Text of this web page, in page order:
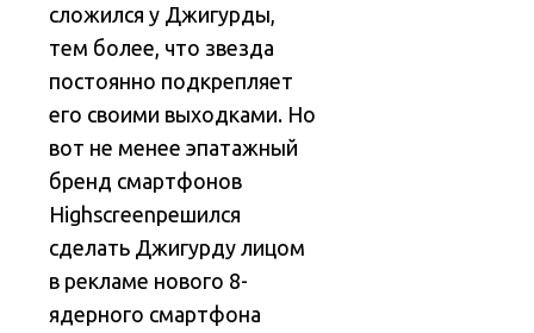
сложился у Джигурды,
тем более, что звезда
постоянно подкрепляет
его своими выходками. Но
вот не менее эпатажный
бренд смартфонов
Highscreenрешился
сделать Джигурду лицом
в рекламе нового 8-
ядерного смартфона